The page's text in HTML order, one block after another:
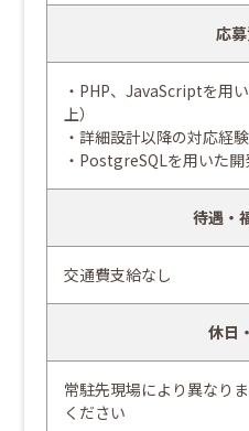
応
・PHP、JavaScriptを用
上）
・詳細設計以降の対応経験
・PostgreSQLを用いた
待遇・
交通費支給なし
休日
常駐先現場により異なり
ください